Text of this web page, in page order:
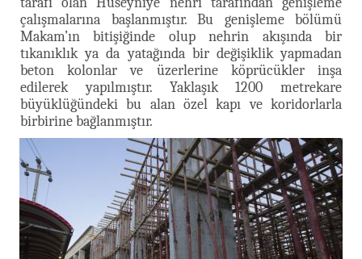
çalışmalarına başlanmıştır. Bu genişleme bölümü
Makam’ın bitişiğinde olup nehrin akışında bir
tıkanıklık ya da yatağında bir değişiklik yapmadan
beton kolonlar ve üzerlerine köprücükler inşa
edilerek yapılmıştır. Yaklaşık 1200 metrekare
büyüklüğündeki bu alan özel kapı ve koridorlarla
birbirine bağlanmıştır.